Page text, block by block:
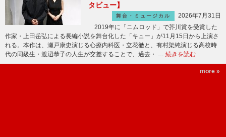
タビュー】
舞台・ミュージカル
2026年7月31日
2019年に「ニムロッド」で芥川賞を受賞した
作家・上田岳弘による長編小説を舞台化した「キュー」が11月15日から上演さ
れる。本作は、瀬戸康史演じる心療内科医・立花徹と、有村架純演じる高校時
代の同級生・渡辺恭子の人生が交差することで、過去・ … 続きを読む
more »